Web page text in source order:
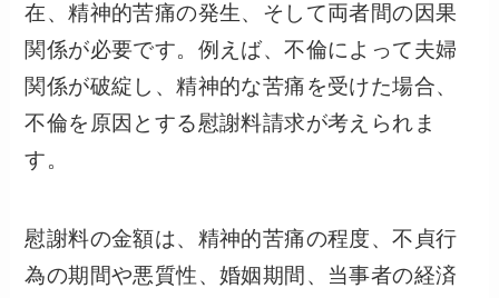
在、精神的苦痛の発生、そして両者間の因果
関係が必要です。例えば、不倫によって夫婦
関係が破綻し、精神的な苦痛を受けた場合、
不倫を原因とする慰謝料請求が考えられま
す。
慰謝料の金額は、精神的苦痛の程度、不貞行
為の期間や悪質性、婚姻期間、当事者の経済